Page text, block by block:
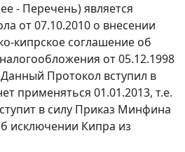
- Перечень) является
от 07.10.2010 о внесении
кипрское соглашение об
от 05.12.1998
Протокол вступил в
применяться 01.01.2013, т.е.
в силу Приказ Минфина
исключении Кипра из